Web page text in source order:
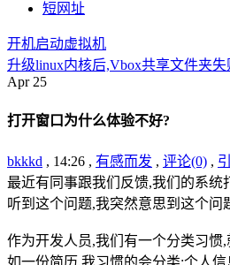
短网址
开机启动虚拟机
升级linux内核后,Vbox共享文件夹
Apr 25
打开窗口为什么体验不好?
bkkkd , 14:26 , 有感而发 , 评论(0) ,
最近有同事跟我们反馈,我们的系统
听到这个问题,我突然意思到这个问
作为开发人员,我们有一个分类习惯
如一份简历,我习惯的会分类:个人